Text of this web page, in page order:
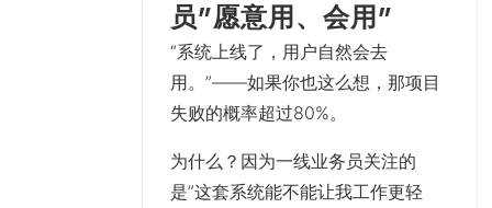
员”愿意用、会用”
“系统上线了，用户自然会去
用。”——如果你也这么想，那项目
失败的概率超过80%。
为什么？因为一线业务员关注的
是”这套系统能不能让我工作更轻